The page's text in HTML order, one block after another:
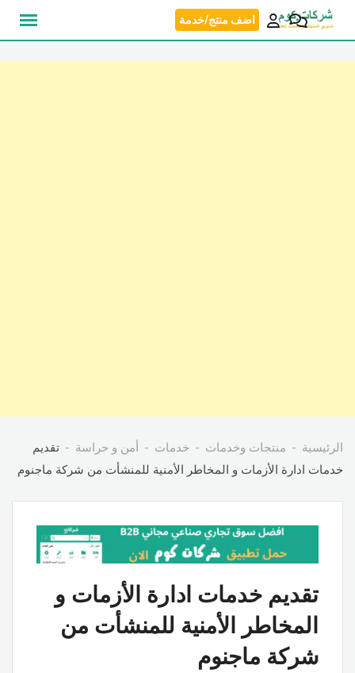
انتقل
اضف منتج/خدمة
الرئيسية منتجات وخدمات خدمات أمن و حراسة
تقديم
خدمات ادارة الأزمات و المخاطر الأمنية للمنشأت من شركة ماجنوم
تقديم خدمات ادارة الأزمات و
المخاطر الأمنية للمنشأت من
شركة ماجنوم